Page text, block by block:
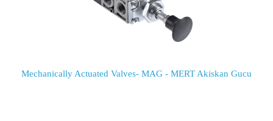
Mechanically Actuated Valves- MAG - MERT Akiskan Gucu